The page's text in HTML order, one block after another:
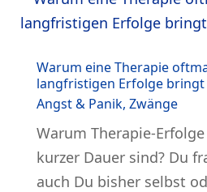
Warum eine Therapie
langfristigen Erfolge bringt
Angst & Panik, Zwänge
Warum Therapie-
kurzer Dauer sind? Du
auch Du bisher selbst